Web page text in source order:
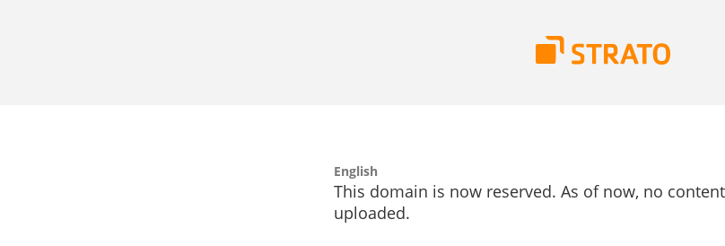
English
This domain is now reserved. As of now, no
uploaded.